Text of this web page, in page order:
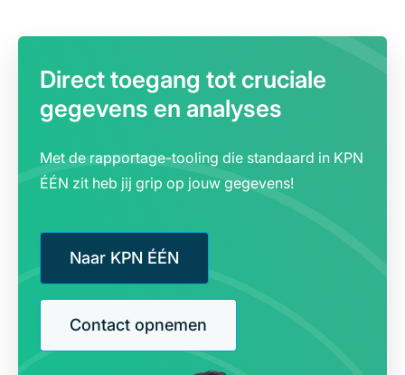
Direct toegang tot cruciale
gegevens en analyses
Met de rapportage-tooling die standaard in KPN
ÉÉN zit heb jij grip op jouw gegevens!
Naar KPN ÉÉN
Contact opnemen